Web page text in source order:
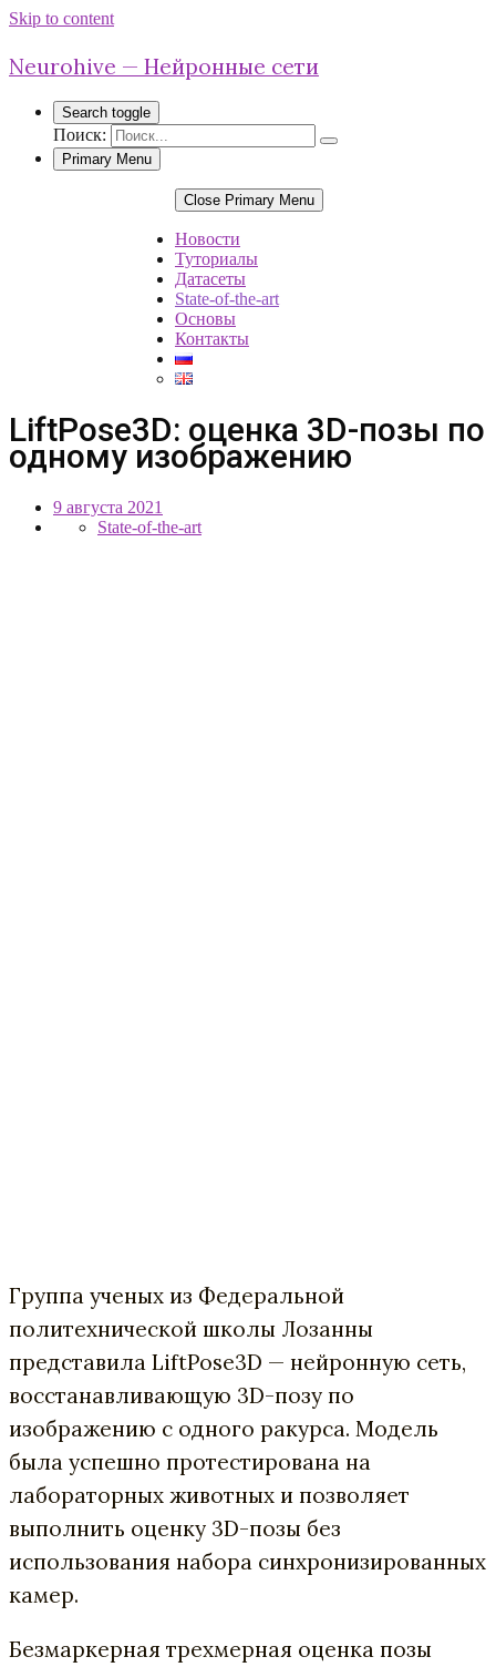
Skip to content
Neurohive — Нейронные сети
Search toggle
Поиск:
Primary Menu
Close Primary Menu
Новости
Туториалы
Датасеты
State-of-the-art
Основы
Контакты
LiftPose3D: оценка 3D-позы по
одному изображению
9 августа 2021
State-of-the-art
Группа ученых из Федеральной
политехнической школы Лозанны
представила LiftPose3D — нейронную сеть,
восстанавливающую 3D-позу по
изображению с одного ракурса. Модель
была успешно протестирована на
лабораторных животных и позволяет
выполнить оценку 3D-позы без
использования набора синхронизированных
камер.
Безмаркерная трехмерная оценка позы